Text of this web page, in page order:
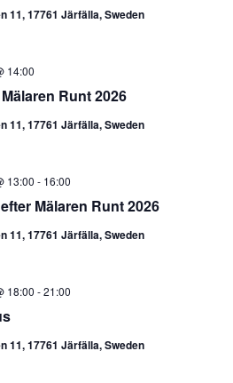
11, 17761 Järfälla, Sweden
Runt 2026
14:00
11, 17761 Järfälla, Sweden
Mälaren Runt 2026
13:00 - 16:00
11, 17761 Järfälla, Sweden
18:00 -21:00
11, 17761 Järfälla, Sweden